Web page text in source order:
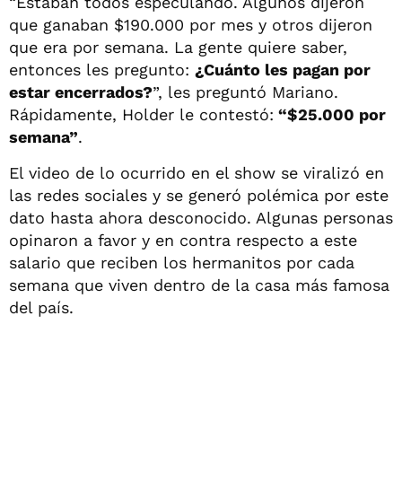
que ganaban $190.000 por mes y otros dijeron
que era por semana. La gente quiere saber,
entonces les pregunto: ¿Cuánto les pagan por
estar encerrados?”, les preguntó Mariano.
Rápidamente, Holder le contestó: “$25.000 por
semana”.
El video de lo ocurrido en el show se viralizó en
las redes sociales y se generó polémica por este
dato hasta ahora desconocido. Algunas personas
opinaron a favor y en contra respecto a este
salario que reciben los hermanitos por cada
semana que viven dentro de la casa más famosa
del país.